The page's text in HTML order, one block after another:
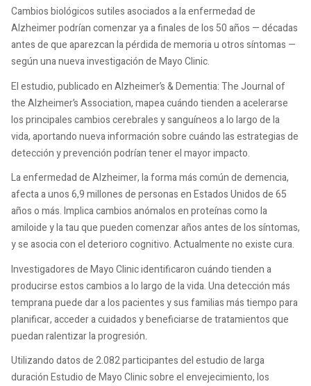
Cambios biológicos sutiles asociados a la enfermedad de
Alzheimer podrían comenzar ya a finales de los 50 años — décadas
antes de que aparezcan la pérdida de memoria u otros síntomas —
según una nueva investigación de Mayo Clinic.
El estudio, publicado en Alzheimer’s & Dementia: The Journal of
the Alzheimer’s Association, mapea cuándo tienden a acelerarse
los principales cambios cerebrales y sanguíneos a lo largo de la
vida, aportando nueva información sobre cuándo las estrategias de
detección y prevención podrían tener el mayor impacto.
La enfermedad de Alzheimer, la forma más común de demencia,
afecta a unos 6,9 millones de personas en Estados Unidos de 65
años o más. Implica cambios anómalos en proteínas como la
amiloide y la tau que pueden comenzar años antes de los síntomas,
y se asocia con el deterioro cognitivo. Actualmente no existe cura.
Investigadores de Mayo Clinic identificaron cuándo tienden a
producirse estos cambios a lo largo de la vida. Una detección más
temprana puede dar a los pacientes y sus familias más tiempo para
planificar, acceder a cuidados y beneficiarse de tratamientos que
puedan ralentizar la progresión.
Utilizando datos de 2.082 participantes del estudio de larga
duración Estudio de Mayo Clinic sobre el envejecimiento, los